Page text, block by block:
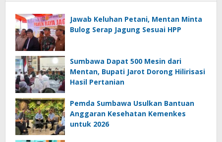
Jawab Keluhan Petani, Mentan Minta
Bulog Serap Jagung Sesuai HPP
Sumbawa Dapat 500 Mesin dari
Mentan, Bupati Jarot Dorong Hilirisasi
Hasil Pertanian
Pemda Sumbawa Usulkan Bantuan
Anggaran Kesehatan Kemenkes
untuk 2026